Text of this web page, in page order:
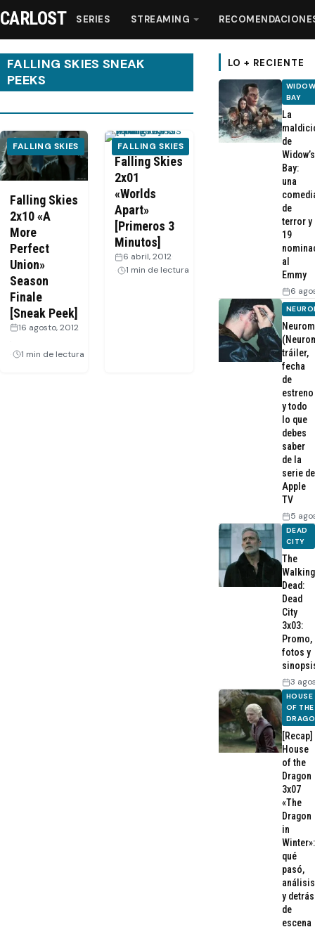
Streaming
Recomendaciones
Videos
Webisodios
CARLOST SERIES STREAMING
FALLING SKIES SNEAK
PEEKS
FALLING SKIES
Falling Skies
2x10 «A
More
Perfect
Union»
Season
Finale
[Sneak Peek]
16 agosto, 2012
1 min de lectura
FALLING SKIES
Falling Skies
2x01
«Worlds
Apart»
[Primeros 3
Minutos]
6 abril, 2012
1 min de lectura
LO + RECIENTE
BAY
La
de
Widow’s
Bay:
una
de
terror y
19
al
Emmy
6
tráiler,
fecha
de
estreno
y todo
lo que
debes
saber
de la
serie de
Apple
TV
5
DEAD
CITY
The
Walking
Dead:
Dead
City
3x03:
Promo,
fotos y
3
HOUSE
OF THE
[Recap]
House
of the
Dragon
3x07
«The
Dragon
in
Winter»:
qué
pasó,
análisis
y detrás
de
escena